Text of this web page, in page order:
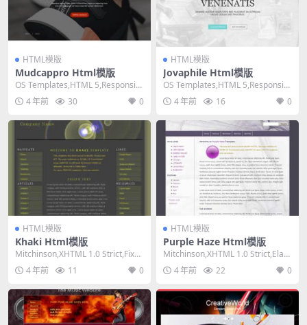
HTML模版
Mudcappro Html模版
OS Templates,HTML 5,Responsiv
e, 4 Column...
4 年前 30 0
HTML模版
Jovaphile Html模版
OS Templates,HTML 5,Responsiv
e, 4 Column...
4 年前 16 0
HTML模版
Khaki Html模版
Mitchinson,XHTML 1.0 Strict,Fixed
Width,...
4 年前 11 0
HTML模版
Purple Haze Html模版
Mitchinson,XHTML 1.0 Strict,Elast
ic, 2 C...
4 年前 22 0